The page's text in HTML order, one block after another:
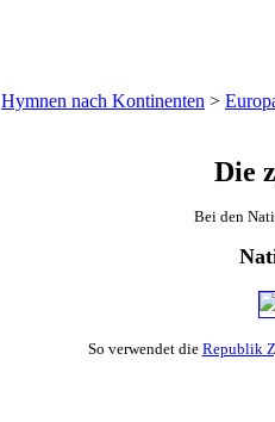
Hymnen nach Kontinenten >
Die
Bei den
So verwendet die Republik